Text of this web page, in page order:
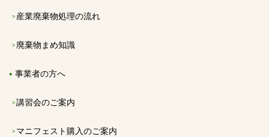
産業廃棄物処理の流れ
廃棄物まめ知識
事業者の方へ
講習会のご案内
マニフェスト購入のご案内